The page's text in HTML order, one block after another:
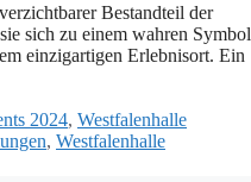
Bestandteil der
sich zu einem wahren Symbol
einzigartigen Erlebnisort. Ein
2024, Westfalenhalle
, Westfalenhalle